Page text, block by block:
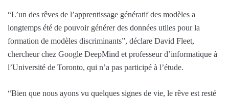
“L’un des rêves de l’apprentissage génératif des modèles a
longtemps été de pouvoir générer des données utiles pour la
formation de modèles discriminants”, déclare David Fleet,
chercheur chez Google DeepMind et professeur d’informatique à
l’Université de Toronto, qui n’a pas participé à l’étude.
“Bien que nous ayons vu quelques signes de vie, le rêve est resté